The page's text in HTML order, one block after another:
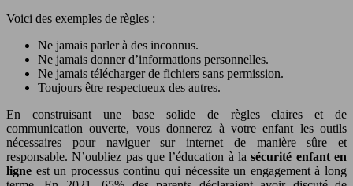
Voici des exemples de règles :
Ne jamais parler à des inconnus.
Ne jamais donner d’informations personnelles.
Ne jamais télécharger de fichiers sans permission.
Toujours être respectueux des autres.
En construisant une base solide de règles claires et de
communication ouverte, vous donnerez à votre enfant les outils
nécessaires pour naviguer sur internet de manière sûre et
responsable. N’oubliez pas que l’éducation à lasécurité enfant en
ligne est un processus continu qui nécessite un engagement à long